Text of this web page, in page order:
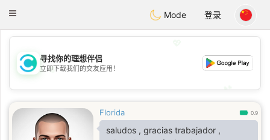
Citas
Toggle
Mode 登录
💖
💕
寻找你的理想伴侣
立即下载我们的交友应用！
Florida 0.9
saludos , gracias trabajador ,